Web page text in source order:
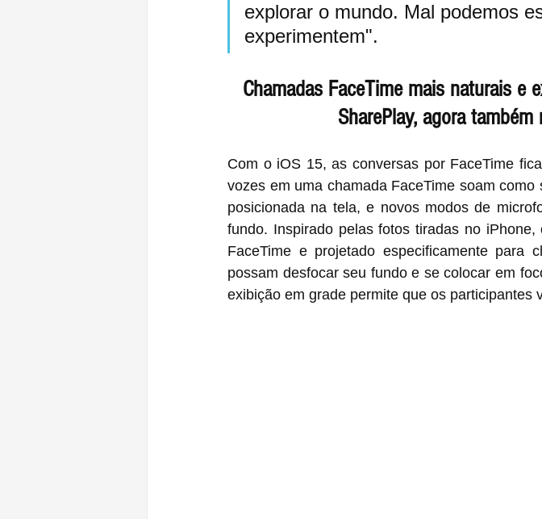
explorar o mundo. Mal podemos
experimentem".
Chamadas FaceTime mais naturais e
SharePlay, agora
Com o iOS 15, as conversas por FaceTime
vozes em uma chamada FaceTime soam
posicionada na tela, e novos modos de
fundo. Inspirado pelas fotos tiradas no
FaceTime e projetado especificamente para
possam desfocar seu fundo e se colocar em
exibição em grade permite que os participantes